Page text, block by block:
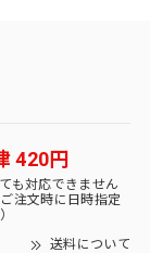
420円
も対応できません
注文時に日時指定
送料について